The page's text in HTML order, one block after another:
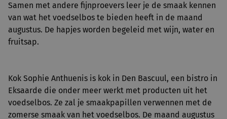
Samen met andere fijnproevers leer je de smaak kennen
van wat het voedselbos te bieden heeft in de maand
augustus. De hapjes worden begeleid met wijn, water en
fruitsap.
Kok Sophie Anthuenis is kok in Den Bascuul, een bistro in
Eksaarde die onder meer werkt met producten uit het
voedselbos. Ze zal je smaakpapillen verwennen met de
zomerse smaak van het voedselbos. De maand augustus